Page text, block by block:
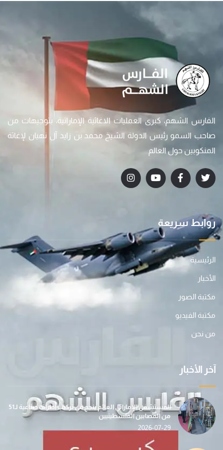
الفارس الشهم، كبرى العمليات الاغاثية الإماراتية، بتوجيهات من
صاحب السمو رئيس الدولة الشيخ محمد بن زايد آل نهيان لإغاثة
المنكوبين حول العالم
روابط سريعة
الرئيسية
الأخبار
مكتبة الصور
مكتبة الفيديو
من نحن
آخر الأخبار
المستشفى الإماراتي العائم ينجح في تركيب أطراف صناعية لـ51
من المصابين الفلسطينيين
2026-07-29